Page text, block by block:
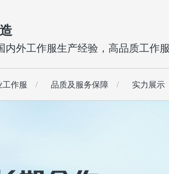
内外工作服生产经验，高品质工作
短袖夹克 工装长裤 工装短裤
作服 防寒保暖工作服 荧光工作服
作服
西装 校服 查看更多
品质及服务保障 实力展示